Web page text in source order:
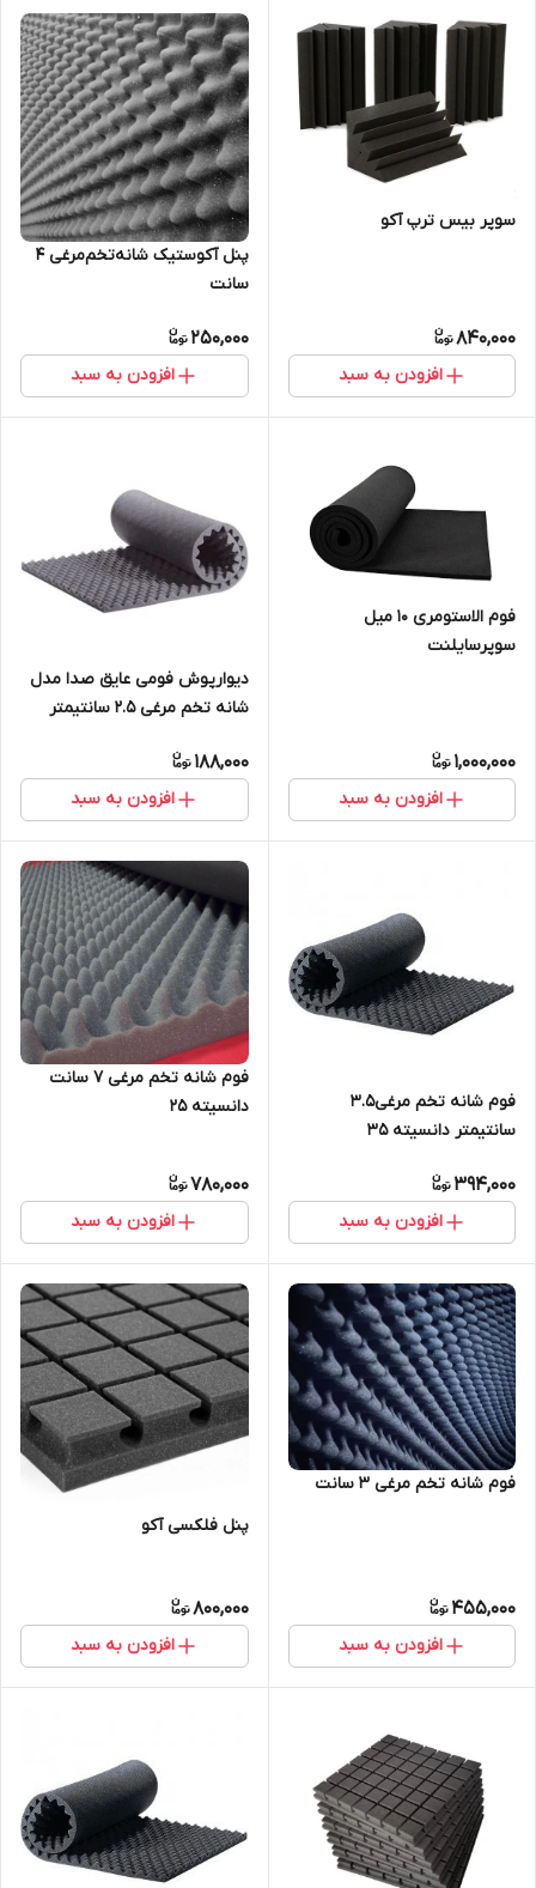
سوپر بیس ترپ آکو
840,000
افزودن به سبد
پنل آکوستیک شانه‌تخم‌مرغی 4
سانت
250,000
افزودن به سبد
فوم الاستومری 10 میل
سوپرسایلنت
1,000,000
افزودن به سبد
دیوارپوش فومی عایق صدا مدل
شانه تخم مرغی ۲.۵ سانتیمتر
188,000
افزودن به سبد
فوم شانه تخم مرغی۳.۵
سانتیمتر دانسیته 35
394,000
افزودن به سبد
فوم شانه تخم مرغی 7 سانت
دانسیته ۲۵
780,000
افزودن به سبد
فوم شانه تخم مرغی 3 سانت
455,000
افزودن به سبد
پنل فلکسی آکو
800,000
افزودن به سبد